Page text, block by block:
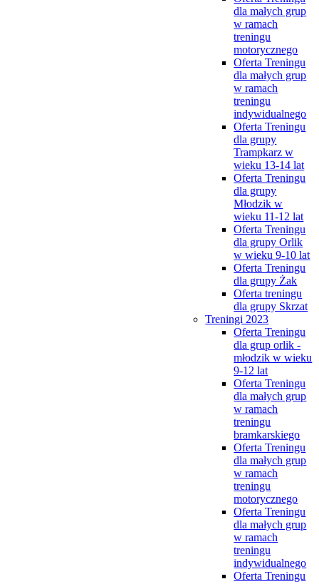
dla małych grup
w ramach
treningu
motorycznego
Oferta Treningu
dla małych grup
w ramach
treningu
indywidualnego
Oferta Treningu
dla grupy
Trampkarz w
wieku 13-14 lat
Oferta Treningu
dla grupy
Młodzik w
wieku 11-12 lat
Oferta Treningu
dla grupy Orlik
w wieku 9-10 lat
Oferta Treningu
dla grupy Żak
Oferta treningu
dla grupy Skrzat
Treningi 2023
Oferta Treningu
dla grup orlik -
młodzik w wieku
9-12 lat
Oferta Treningu
dla małych grup
w ramach
treningu
bramkarskiego
Oferta Treningu
dla małych grup
w ramach
treningu
motorycznego
Oferta Treningu
dla małych grup
w ramach
treningu
indywidualnego
Oferta Treningu